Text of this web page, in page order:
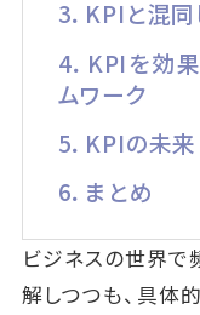
3．KPIと混
4．KPIを効
ムワーク
5．KPIの未来
6．まとめ
ビジネスの世界で
解しつつも、具体